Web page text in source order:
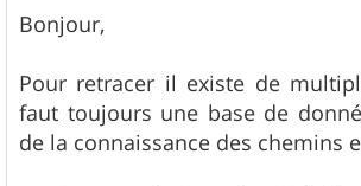
s
s
g
e
Bonjour,
Pour retracer il existe de
faut toujours une base de
de la connaissance des chemins